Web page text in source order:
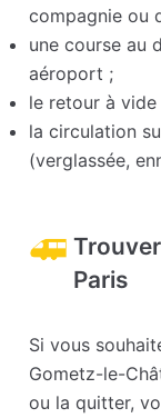
compagnie ou
une course au
aéroport ;
le retour à
la circulation
(verglassée,
Paris
Si vous
Gometz-le-
ou la quitter,